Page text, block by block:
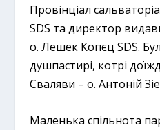
Провінціал
SDS та директор
о. Лешек Копєц SDS.
душпастирі, котрі
Сваляви – о. Антоній
Маленька спільнота